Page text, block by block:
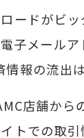
ードがビッ
電子メール
報の流出
店舗か
トでの取